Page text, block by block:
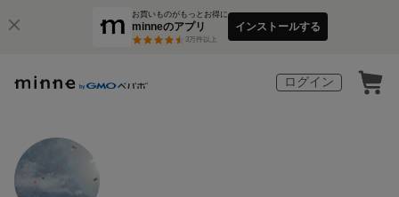
お買いものがもっとお得に
minneのアプリ
3万件以上
インストールする
ログイン